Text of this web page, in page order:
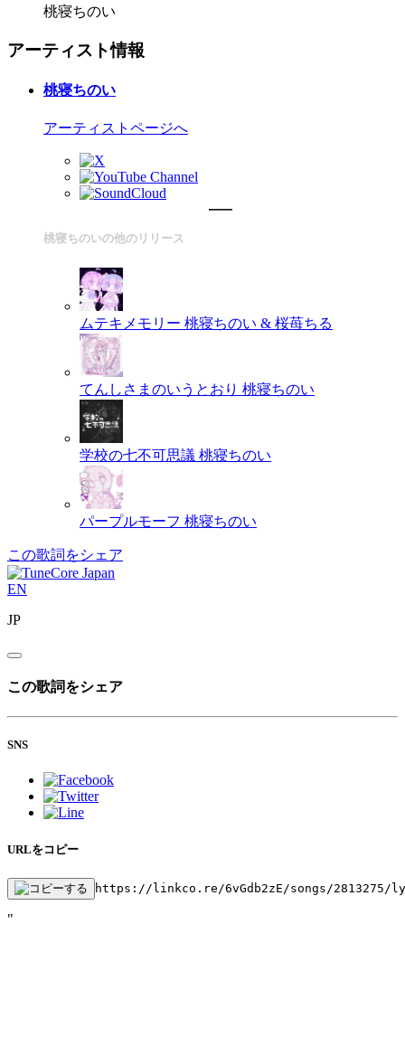
桃寝ちのい
アーティスト情報
桃寝ちのい
アーティストページへ
桃寝ちのいの他のリリース
ムテキメモリー 桃寝ちのい & 桜苺ちる
てんしさまのいうとおり 桃寝ちのい
学校の七不可思議 桃寝ちのい
パープルモーフ 桃寝ちのい
この歌詞をシェア
EN
JP
この歌詞をシェア
SNS
URLをコピー
https://linkco.re/6vGdb2zE/songs/2813275/
"